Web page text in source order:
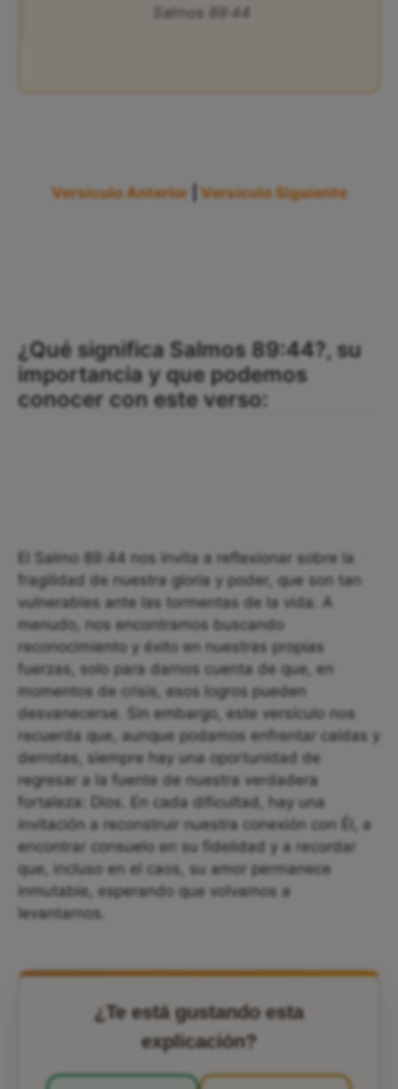
Salmos 89:44
Versículo Anterior Versículo Siguiente
¿Qué significa Salmos 89:44?, su
importancia y que podemos
conocer con este verso:
El Salmo 89:44 nos invita a reflexionar sobre la
fragilidad de nuestra gloria y poder, que son tan
vulnerables ante las tormentas de la vida. A
menudo, nos encontramos buscando
reconocimiento y éxito en nuestras propias
fuerzas, solo para darnos cuenta de que, en
momentos de crisis, esos logros pueden
desvanecerse. Sin embargo, este versículo nos
recuerda que, aunque podamos enfrentar caídas y
derrotas, siempre hay una oportunidad de
regresar a la fuente de nuestra verdadera
fortaleza: Dios. En cada dificultad, hay una
invitación a reconstruir nuestra conexión con Él, a
encontrar consuelo en su fidelidad y a recordar
que, incluso en el caos, su amor permanece
inmutable, esperando que volvamos a
levantarnos.
¿Te está gustando esta
explicación?